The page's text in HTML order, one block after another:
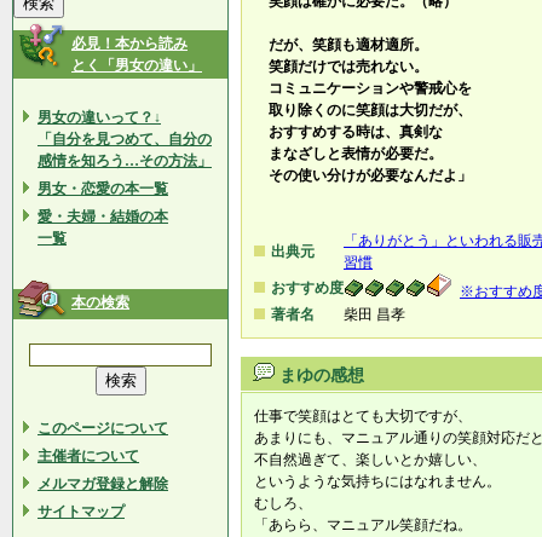
必見！本から読み
とく「男女の違い」
男女の違いって？↓
「自分を見つめて、自分の
感情を知ろう…その方法」
男女・恋愛の本一覧
愛・夫婦・結婚の本
一覧
本の検索
このページについて
主催者について
メルマガ登録と解除
サイトマップ
だが、笑顔も適材適所。
笑顔だけでは売れない。
コミュニケーションや警戒心を
取り除くのに笑顔は大切だが、
おすすめする時は、真剣な
まなざしと表情が必要だ。
その使い分けが必要なんだよ」
出典元
「ありがとう」といわれる販
習慣
おすすめ度
※おすすめ
著者名
柴田 昌孝
まゆの感想
仕事で笑顔はとても大切ですが、
あまりにも、マニュアル通りの笑顔対応だ
不自然過ぎて、楽しいとか嬉しい、
というような気持ちにはなれません。
むしろ、
「あらら、マニュアル笑顔だね。